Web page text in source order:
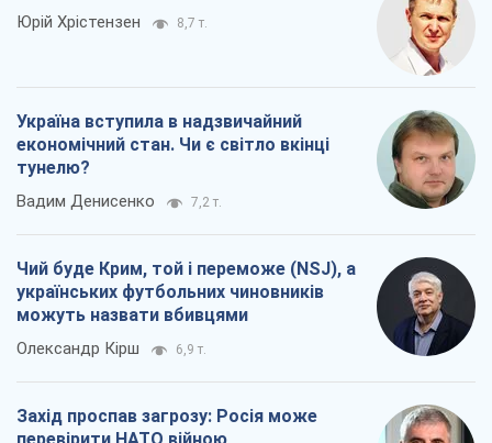
Юрій Хрістензен 8,7 т.
Україна вступила в надзвичайний
економічний стан. Чи є світло вкінці
тунелю?
Вадим Денисенко 7,2 т.
Чий буде Крим, той і переможе (NSJ), а
українських футбольних чиновників
можуть назвати вбивцями
Олександр Кірш 6,9 т.
Захід проспав загрозу: Росія може